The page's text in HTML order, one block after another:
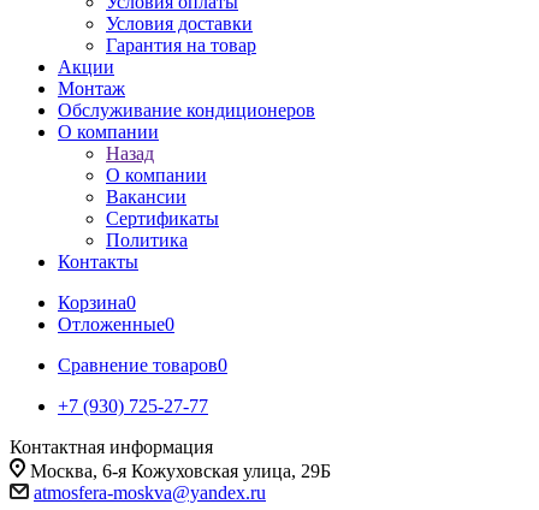
Условия доставки
Гарантия на товар
Акции
Монтаж
Обслуживание кондиционеров
О компании
Назад
О компании
Вакансии
Сертификаты
Политика
Контакты
Корзина0
Отложенные0
Сравнение товаров0
+7 (930) 725-27-77
Контактная информация
Москва, 6-я Кожуховская улица, 29Б
atmosfera-moskva@yandex.ru